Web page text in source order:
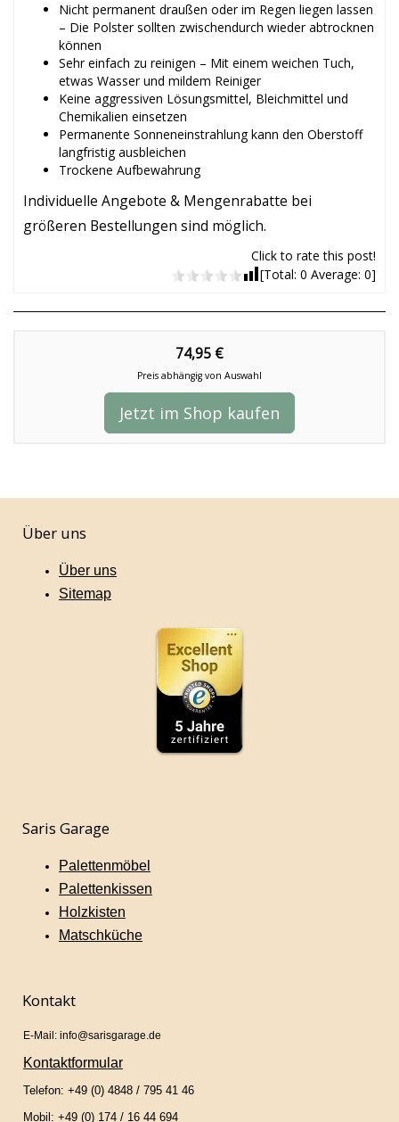
Nicht permanent draußen oder im Regen liegen lassen
– Die Polster sollten zwischendurch wieder abtrocknen
können
Sehr einfach zu reinigen – Mit einem weichen Tuch,
etwas Wasser und mildem Reiniger
Keine aggressiven Lösungsmittel, Bleichmittel und
Chemikalien einsetzen
Permanente Sonneneinstrahlung kann den Oberstoff
langfristig ausbleichen
Trockene Aufbewahrung
Individuelle Angebote & Mengenrabatte bei
größeren Bestellungen sind möglich.
Click to rate this post!
[Total: 0 Average: 0]
74,95 €
Preis abhängig von Auswahl
Jetzt im Shop kaufen
Über uns
Über uns
Sitemap
Saris Garage
Palettenmöbel
Palettenkissen
Holzkisten
Matschküche
Kontakt
E-Mail: info@sarisgarage.de
Kontaktformular
Telefon: +49 (0) 4848 / 795 41 46
Mobil: +49 (0) 174 / 16 44 694